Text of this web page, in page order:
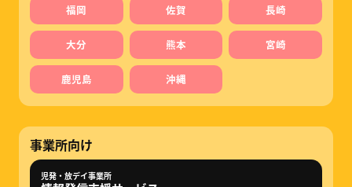
福岡
佐賀 長崎
大分 熊本 宮崎
鹿児島 沖縄
事業所向け
児発・放デイ事業所